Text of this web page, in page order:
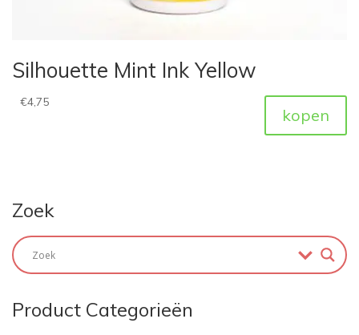
Silhouette Mint Ink Yellow
€4,75
kopen
Zoek
Product Categorieën